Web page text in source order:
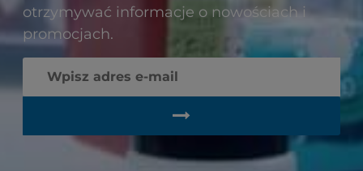
otrzymywać informacje o nowościach i
promocjach.